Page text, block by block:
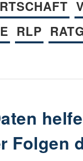
RLP